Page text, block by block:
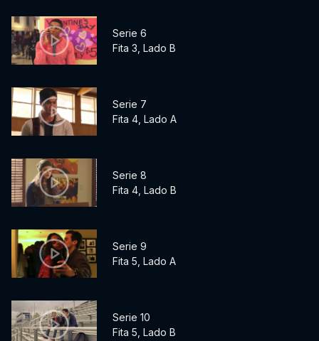
Serie 6
Fita 3, Lado B
Serie 7
Fita 4, Lado A
Serie 8
Fita 4, Lado B
Serie 9
Fita 5, Lado A
Serie 10
Fita 5, Lado B